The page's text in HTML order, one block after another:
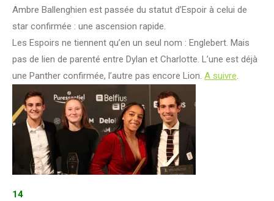
Ambre Ballenghien est passée du statut d’Espoir à celui de
star confirmée : une ascension rapide.
Les Espoirs ne tiennent qu’en un seul nom : Englebert. Mais
pas de lien de parenté entre Dylan et Charlotte. L’une est déjà
une Panther confirmée, l’autre pas encore Lion. A suivre.
14